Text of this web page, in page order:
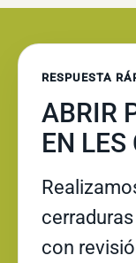
RESPUESTA
ABRIR
EN
con